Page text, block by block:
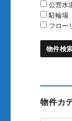
公営水
駐輪場
フロー
物件カ